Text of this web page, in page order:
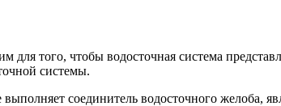
для того, чтобы водосточная система
системы.
соединитель водосточного желоба,